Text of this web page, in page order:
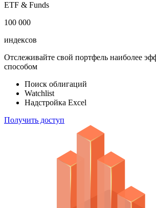
ETF & Funds
100 000
индексов
Отслеживайте свой портфель наиболее
способом
Поиск облигаций
Watchlist
Надстройка Excel
Получить доступ